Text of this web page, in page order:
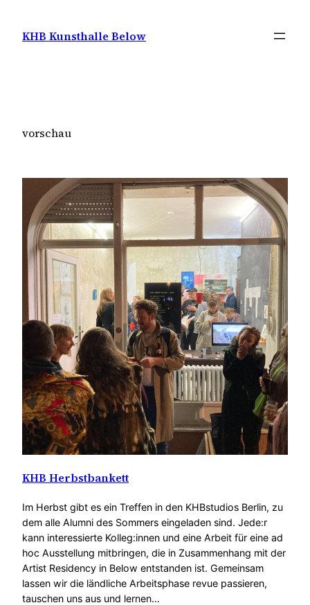
springen
KHB Kunsthalle Below
vorschau
KHB Herbstbankett
Im Herbst gibt es ein Treffen in den KHBstudios Berlin, zu
dem alle Alumni des Sommers eingeladen sind. Jede:r
kann interessierte Kolleg:innen und eine Arbeit für eine ad
hoc Ausstellung mitbringen, die in Zusammenhang mit der
Artist Residency in Below entstanden ist. Gemeinsam
lassen wir die ländliche Arbeitsphase revue passieren,
tauschen uns aus und lernen…